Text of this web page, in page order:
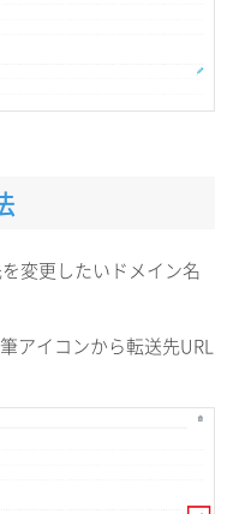
変更したいドメイン名
アイコンから転送先URL